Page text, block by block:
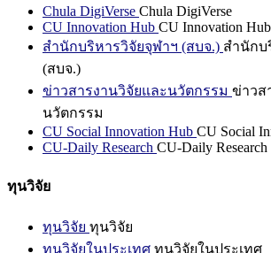
Chula DigiVerse Chula DigiVerse
CU Innovation Hub CU Innovation Hub
สำนักบริหารวิจัยจุฬาฯ (สบจ.) สำนักบ
(สบจ.)
ข่าวสารงานวิจัยและนวัตกรรม ข่าวส
นวัตกรรม
CU Social Innovation Hub CU Social
CU-Daily Research CU-Daily Research
ทุนวิจัย
ทุนวิจัย ทุนวิจัย
ทุนวิจัยในประเทศ ทุนวิจัยในประเทศ